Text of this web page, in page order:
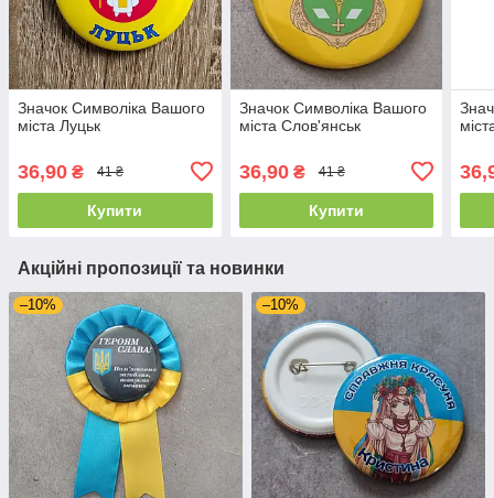
Значок Символіка Вашого
міста Луцьк
36,90 ₴ 41 ₴
Купити
Значок Символіка Вашого
міста Слов'янськ
36,90₴ 41 ₴
Купити
Акційні пропозиції та новинки
–10% –10%